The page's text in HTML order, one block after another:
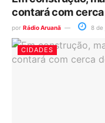
contará com cerca
por Rádio Aruanã 8 de
CIDADES